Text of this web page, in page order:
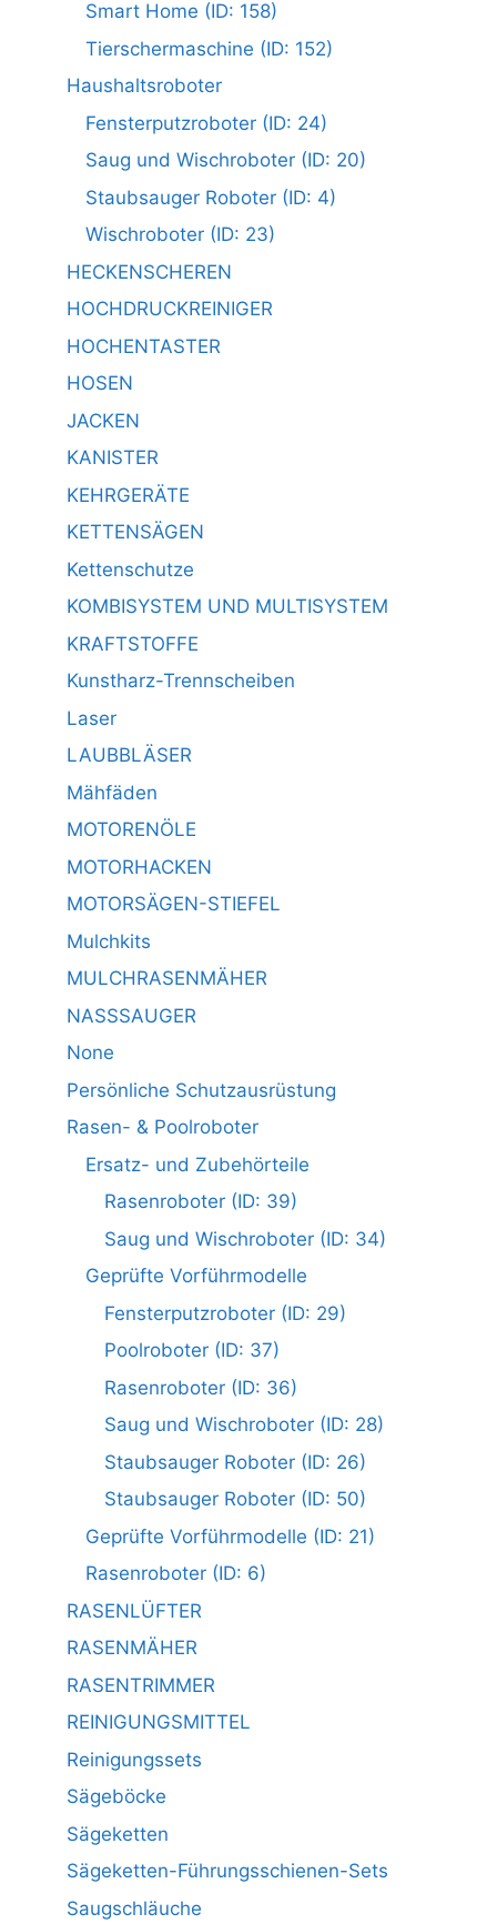
Smart Home (ID: 158)
Tierschermaschine (ID: 152)
Haushaltsroboter
Fensterputzroboter (ID: 24)
Saug und Wischroboter (ID: 20)
Staubsauger Roboter (ID: 4)
Wischroboter (ID: 23)
HECKENSCHEREN
HOCHDRUCKREINIGER
HOCHENTASTER
HOSEN
JACKEN
KANISTER
KEHRGERÄTE
KETTENSÄGEN
Kettenschutze
KOMBISYSTEM UND MULTISYSTEM
KRAFTSTOFFE
Kunstharz-Trennscheiben
Laser
LAUBBLÄSER
Mähfäden
MOTORENÖLE
MOTORHACKEN
MOTORSÄGEN-STIEFEL
Mulchkits
MULCHRASENMÄHER
NASSSAUGER
None
Persönliche Schutzausrüstung
Rasen- & Poolroboter
Ersatz- und Zubehörteile
Rasenroboter (ID: 39)
Saug und Wischroboter (ID: 34)
Geprüfte Vorführmodelle
Fensterputzroboter (ID: 29)
Poolroboter (ID: 37)
Rasenroboter (ID: 36)
Saug und Wischroboter (ID: 28)
Staubsauger Roboter (ID: 26)
Staubsauger Roboter (ID: 50)
Geprüfte Vorführmodelle (ID: 21)
Rasenroboter (ID: 6)
RASENLÜFTER
RASENMÄHER
RASENTRIMMER
REINIGUNGSMITTEL
Reinigungssets
Sägeböcke
Sägeketten
Sägeketten-Führungsschienen-Sets
Saugschläuche